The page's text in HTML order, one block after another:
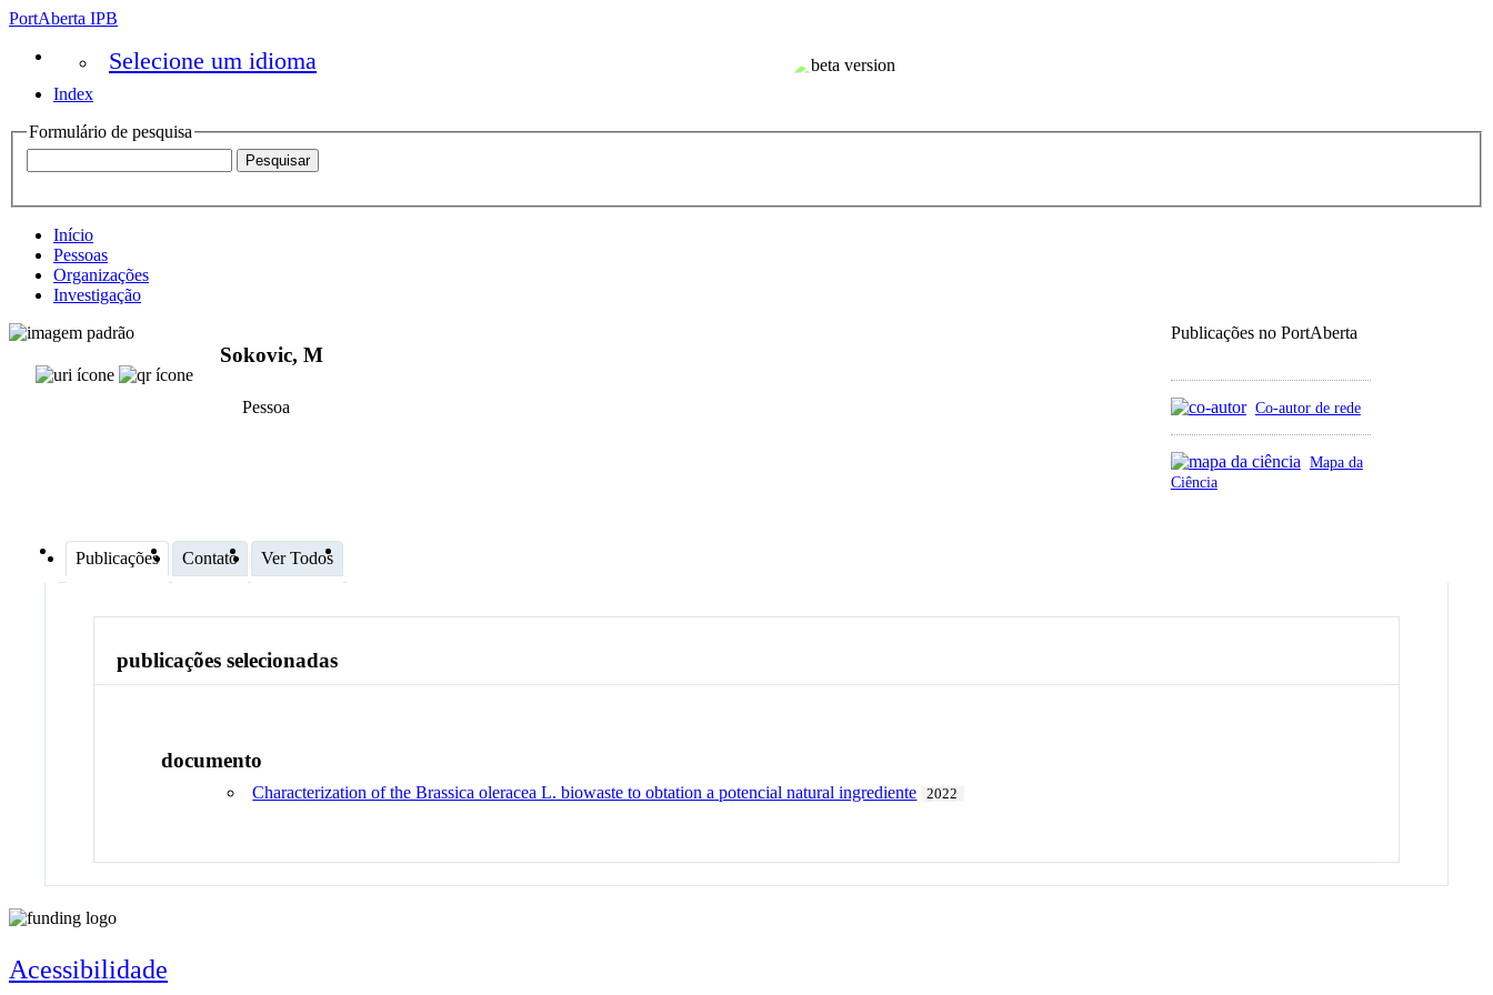
PortAberta IPB
Selecione um idioma
Index
Formulário de pesquisa
Início
Pessoas
Organizações
Investigação
Publicações no PortAberta
Co-autor de rede
Mapa da
Ciência
Sokovic, M
Pessoa
Publicações Contato Ver Todos
publicações selecionadas
documento
Characterization of the Brassica oleracea L. biowaste to obtation a potencial natural ingrediente 2022
Acessibilidade